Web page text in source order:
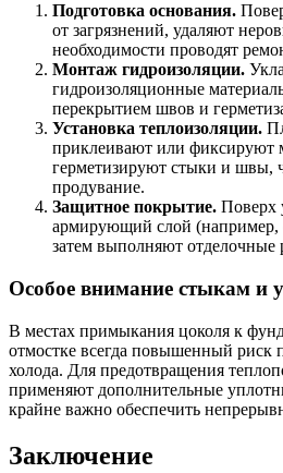
Подготовка основания.
от загрязнений, удаляют
необходимости проводят
Монтаж гидроизоляции.
гидроизоляционные
перекрытием швов и
Установка теплоизоляции.
приклеивают или фиксируют
герметизируют стыки и швы,
продувание.
Защитное покрытие. Поверх
армирующий слой (например,
затем выполняют отделочные
Особое внимание стыкам и
В местах примыкания цоколя к
отмостке всегда повышенный риск
холода. Для предотвращения
применяют дополнительные
крайне важно обеспечить
Заключение